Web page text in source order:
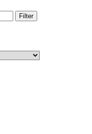
Filter